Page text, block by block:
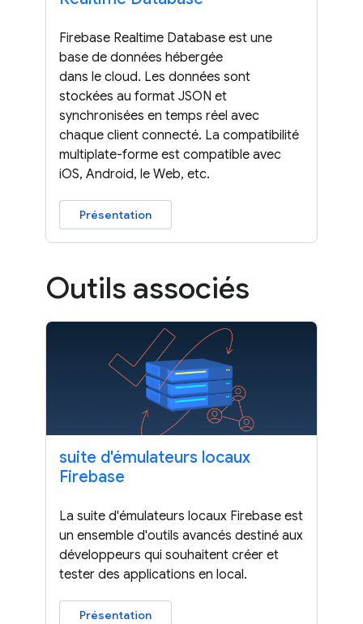
Firebase Realtime Database est une
base de données hébergée
dans le cloud. Les données sont
stockées au format JSON et
synchronisées en temps réel avec
chaque client connecté. La compatibilité
multiplate-forme est compatible avec
iOS, Android, le Web, etc.
Présentation
Outils associés
suite d'émulateurs locaux
Firebase
La suite d'émulateurs locaux Firebase est
un ensemble d'outils avancés destiné aux
développeurs qui souhaitent créer et
tester des applications en local.
Présentation